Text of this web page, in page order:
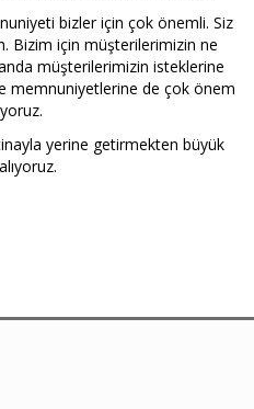
bizler için çok önemli. Siz
Bizim için müşterilerimizin ne
müşterilerimizin isteklerine
memnuniyetlerine de çok önem
yerine getirmekten büyük